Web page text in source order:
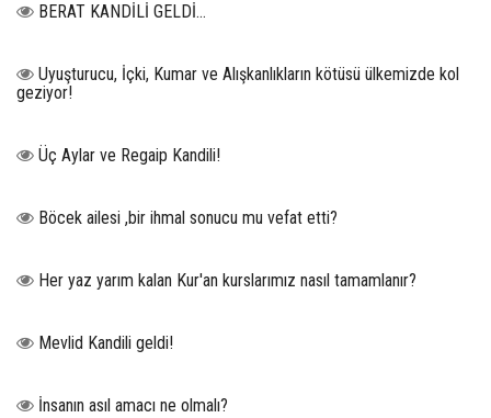
BERAT KANDİLİ GELDİ...
Uyuşturucu, İçki, Kumar ve Alışkanlıkların kötüsü ülkemizde kol
geziyor!
Üç Aylar ve Regaip Kandili!
Böcek ailesi ,bir ihmal sonucu mu vefat etti?
Her yaz yarım kalan Kur'an kurslarımız nasıl tamamlanır?
Mevlid Kandili geldi!
İnsanın asıl amacı ne olmalı?